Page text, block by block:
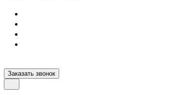
Заказать звонок